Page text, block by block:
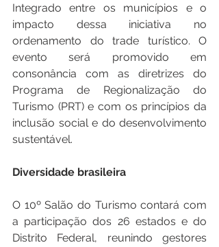
Integrado entre os municípios e o
impacto dessa iniciativa no
ordenamento do trade turístico. O
evento será promovido em
consonância com as diretrizes do
Programa de Regionalização do
Turismo (PRT) e com os princípios da
inclusão social e do desenvolvimento
sustentável.
Diversidade brasileira
O 10º Salão do Turismo contará com
a participação dos 26 estados e do
Distrito Federal, reunindo gestores